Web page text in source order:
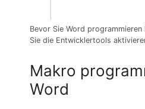
Bevor Sie Word programmieren
Sie die Entwicklertools
Makro
Word